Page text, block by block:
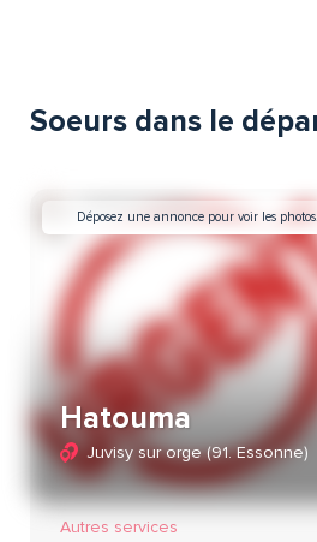
Soeurs dans le
Déposez une annonce pour voir les photos.
Hatouma
Juvisy sur orge (91. Essonne)
Autres services